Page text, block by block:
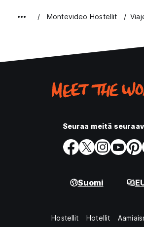
Montevideo Hostellit
Seuraa meitä
Suomi
Hostellit Hotellit